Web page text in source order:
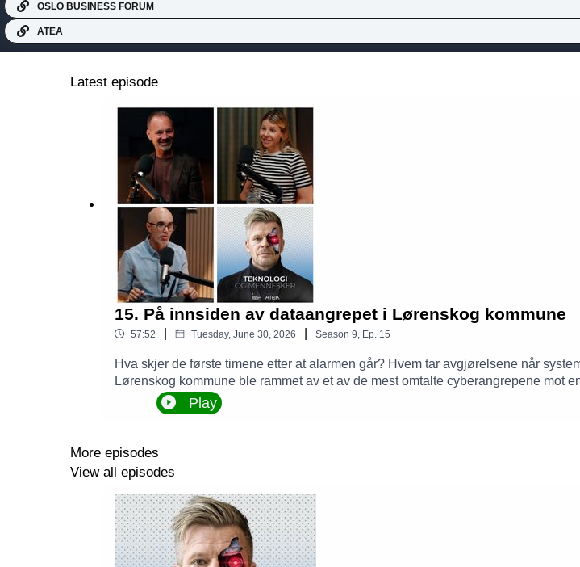
OSLO BUSINESS FORUM
ATEA
Latest episode
15. På innsiden av dataangrepet i Lørenskog kommune
57:52 Tuesday, June 30, 2026 Season 9 Ep. 15
Hva skjer de første timene etter at alarmen går? Hvem tar avgjørelsene når
Lørenskog kommune ble rammet av et av de mest omtalte cyberangrepene mot
menneskene som sto midt i det. Vi går tett på det som faktisk skjedde.
levere tjenester til innbyggerne. Og spørsmålet alle kommuner bør stille seg: er
lærte.Ukens gjester er Ragnar Christoffersen, kommunedirektør, Lørenskog
Jens Dale Røttereng, Cyber Security Incident Handler fra Atea. Programleder er
Play
More episodes
View all episodes